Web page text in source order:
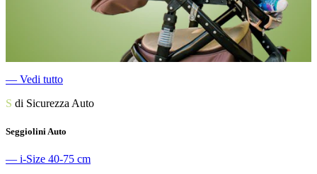
― Vedi tutto
S di Sicurezza Auto
Seggiolini Auto
― i-Size 40-75 cm